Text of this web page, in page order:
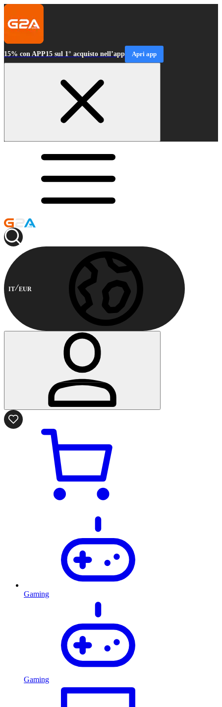
15% con APP15 sul 1° acquisto nell’app Apri app
IT EUR
Gaming
Gaming